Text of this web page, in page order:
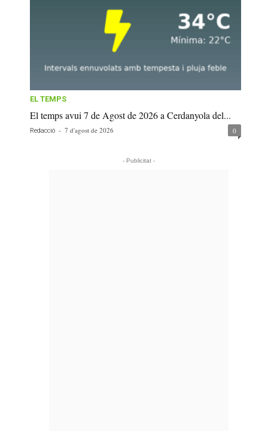
EL TEMPS
El temps avui 7 de Agost de 2026 a Cerdanyola del...
Redacció - 7 d'agost de 2026 0
- Publicitat -